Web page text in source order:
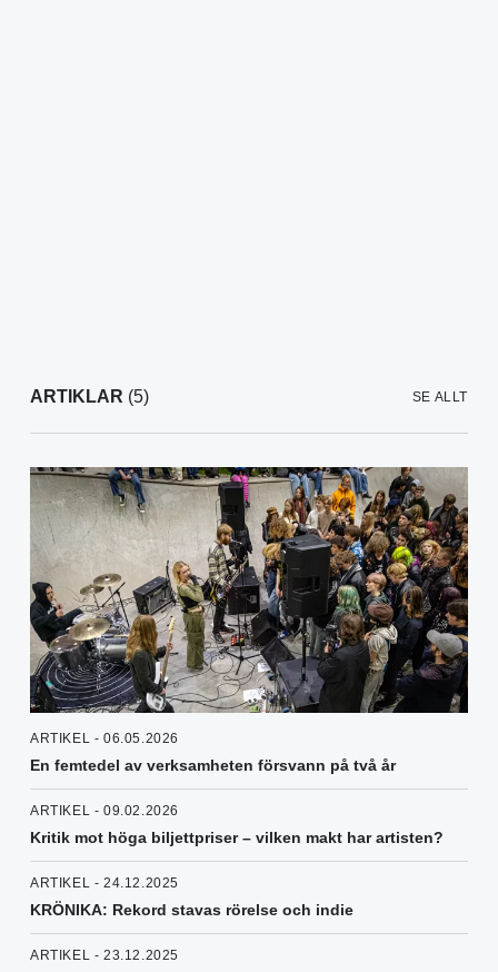
ARTIKLAR (5) SE ALLT
ARTIKEL - 06.05.2026
En femtedel av verksamheten försvann på två år
ARTIKEL - 09.02.2026
Kritik mot höga biljettpriser – vilken makt har artisten?
ARTIKEL - 24.12.2025
KRÖNIKA: Rekord stavas rörelse och indie
ARTIKEL - 23.12.2025